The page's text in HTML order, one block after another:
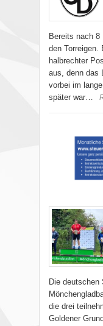
Bereits nach 8
den Torreigen.
halbrechter
aus, denn das
vorbei im
später war…
Die deutschen
die drei
Goldener